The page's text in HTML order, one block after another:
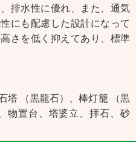
排水性に優れ、また、通気
にも配慮した設計になって
さを低く抑えてあり、標準
塔 （黒龍石）、棒灯籠 （黒
物置台、塔婆立、拝石、砂